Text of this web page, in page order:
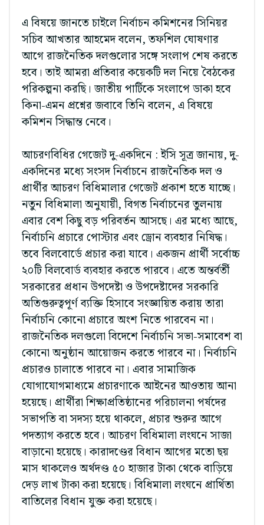
এ বিষয়ে জানতে চাইলে নির্বাচন কমিশনের সিনিয়র
সচিব আখতার আহমেদ বলেন, তফশিল ঘোষণার
আগে রাজনৈতিক দলগুলোর সঙ্গে সংলাপ শেষ করতে
হবে। তাই আমরা প্রতিবার কয়েকটি দল নিয়ে বৈঠকের
পরিকল্পনা করছি। জাতীয় পার্টিকে সংলাপে ডাকা হবে
কিনা-এমন প্রশ্নের জবাবে তিনি বলেন, এ বিষয়ে
কমিশন সিদ্ধান্ত নেবে।
আচরণবিধির গেজেট দু-একদিনে : ইসি সূত্র জানায়, দু-
একদিনের মধ্যে সংসদ নির্বাচনে রাজনৈতিক দল ও
প্রার্থীর আচরণ বিধিমালার গেজেট প্রকাশ হতে যাচ্ছে।
নতুন বিধিমালা অনুযায়ী, বিগত নির্বাচনের তুলনায়
এবার বেশ কিছু বড় পরিবর্তন আসছে। এর মধ্যে আছে,
নির্বাচনি প্রচারে পোস্টার এবং ড্রোন ব্যবহার নিষিদ্ধ।
তবে বিলবোর্ডে প্রচার করা যাবে। একজন প্রার্থী সর্বোচ্চ
২০টি বিলবোর্ড ব্যবহার করতে পারবে। এতে অন্তর্বর্তী
সরকারের প্রধান উপদেষ্টা ও উপদেষ্টাদের সরকারি
অতিগুরুত্বপূর্ণ ব্যক্তি হিসাবে সংজ্ঞায়িত করায় তারা
নির্বাচনি কোনো প্রচারে অংশ নিতে পারবেন না।
রাজনৈতিক দলগুলো বিদেশে নির্বাচনি সভা-সমাবেশ বা
কোনো অনুষ্ঠান আয়োজন করতে পারবে না। নির্বাচনি
প্রচারও চালাতে পারবে না। এবার সামাজিক
যোগাযোগমাধ্যমে প্রচারণাকে আইনের আওতায় আনা
হয়েছে। প্রার্থীরা শিক্ষাপ্রতিষ্ঠানের পরিচালনা পর্ষদের
সভাপতি বা সদস্য হয়ে থাকলে, প্রচার শুরুর আগে
পদত্যাগ করতে হবে। আচরণ বিধিমালা লংঘনে সাজা
বাড়ানো হয়েছে। কারাদণ্ডের বিধান আগের মতো ছয়
মাস থাকলেও অর্থদণ্ড ৫০ হাজার টাকা থেকে বাড়িয়ে
দেড় লাখ টাকা করা হয়েছে। বিধিমালা লংঘনে প্রার্থিতা
বাতিলের বিধান যুক্ত করা হয়েছে।